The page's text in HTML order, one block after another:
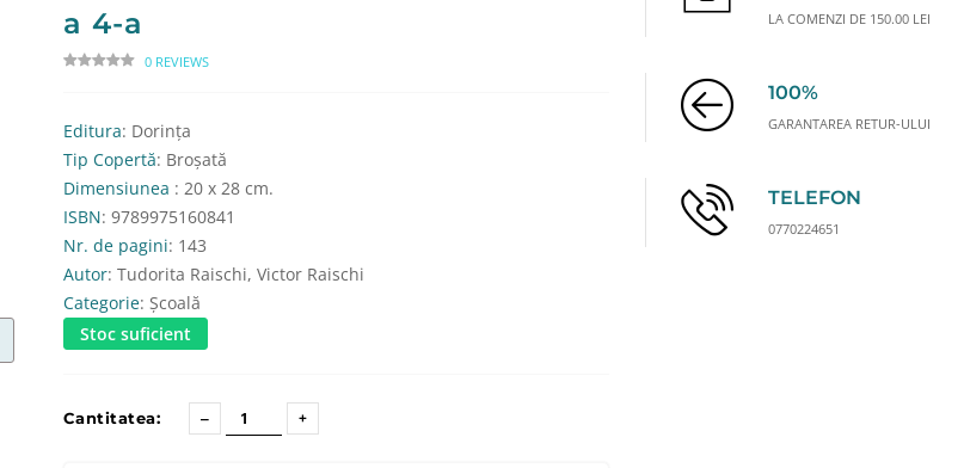
a 4-a
0 REVIEWS
Editura: Dorința
Tip Copertă: Broșată
Dimensiunea : 20 x 28 cm.
ISBN: 9789975160841
Nr. de pagini: 143
Autor: Tudorita Raischi, Victor Raischi
Categorie: Școală
Stoc suficient
Cantitatea:
LA COMENZI DE 150.00 LEI
100%
GARANTAREA RETUR-ULUI
TELEFON
0770224651